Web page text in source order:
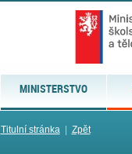
MINISTERSTVO
Titulní stránka| Zpět